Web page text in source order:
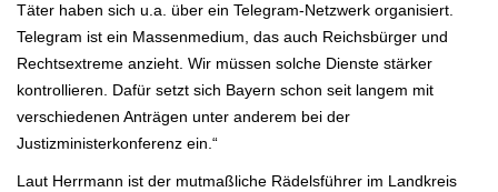
Täter haben sich u.a. über ein Telegram-Netzwerk organisiert.
Telegram ist ein Massenmedium, das auch Reichsbürger und
Rechtsextreme anzieht. Wir müssen solche Dienste stärker
kontrollieren. Dafür setzt sich Bayern schon seit langem mit
verschiedenen Anträgen unter anderem bei der
Justizministerkonferenz ein.“
Laut Herrmann ist der mutmaßliche Rädelsführer im Landkreis